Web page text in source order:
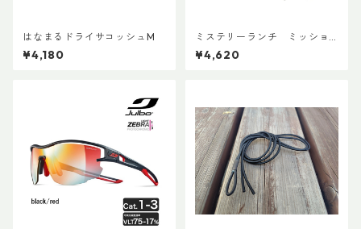
はなまるドライサコッシュM
¥4,180
ミステリーランチ ミッショ
ンパッキングキューブ M ブ
ラック
¥4,620